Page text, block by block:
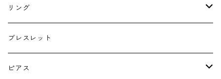
シルバー
ゴールド
シルバー
リング
ゴールド
シルバー
ブレスレット
ピアス